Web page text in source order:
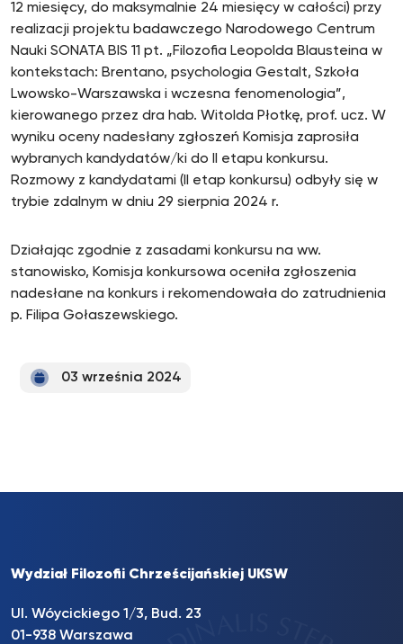
12 miesięcy, do maksymalnie 24 miesięcy w całości) przy
realizacji projektu badawczego Narodowego Centrum
Nauki SONATA BIS 11 pt. „Filozofia Leopolda Blausteina w
kontekstach: Brentano, psychologia Gestalt, Szkoła
Lwowsko-Warszawska i wczesna fenomenologia”,
kierowanego przez dra hab. Witolda Płotkę, prof. ucz. W
wyniku oceny nadesłany zgłoszeń Komisja zaprosiła
wybranych kandydatów/ki do II etapu konkursu.
Rozmowy z kandydatami (II etap konkursu) odbyły się w
trybie zdalnym w dniu 29 sierpnia 2024 r.
Działając zgodnie z zasadami konkursu na ww.
stanowisko, Komisja konkursowa oceniła zgłoszenia
nadesłane na konkurs i rekomendowała do zatrudnienia
p. Filipa Gołaszewskiego.
03 września 2024
Wydział Filozofii Chrześcijańskiej UKSW
Ul. Wóycickiego 1/3, Bud. 23
01-938 Warszawa